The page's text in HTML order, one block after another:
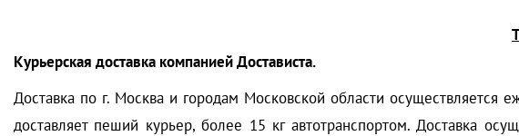
Курьерская доставка компанией Достависта.
Доставка по г. Москва и городам Московской области осуществляется
доставляет пеший курьер, более 15 кг автотранспортом. Доставка